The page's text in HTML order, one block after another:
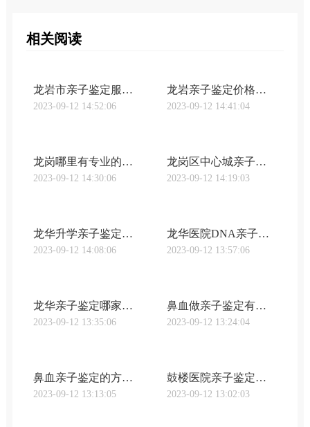
相关阅读
龙岩市亲子鉴定服务有哪些（福建省亲子鉴定流程详解）
2023-09-12 14:52:06
龙岩亲子鉴定价格有多少（亲子鉴定流程及费用详解）
2023-09-12 14:41:04
龙岗哪里有专业的亲子鉴定机构（亲子鉴定详细流程介绍）
2023-09-12 14:30:06
龙岗区中心城亲子鉴定医院有哪些？亲子鉴定的流程是怎样的？
2023-09-12 14:19:03
龙华升学亲子鉴定收费标准汇总（2020最新费用标准一览）
2023-09-12 14:08:06
龙华医院DNA亲子鉴定有哪些优势（亲子鉴定流程及收费标准）
2023-09-12 13:57:06
龙华亲子鉴定哪家医院最好（龙华亲子鉴定服务推荐）
2023-09-12 13:35:06
鼻血做亲子鉴定有什么用？鼻血亲子鉴定的精准度如何？
2023-09-12 13:24:04
鼻血亲子鉴定的方法及注意事项（鼻血检测是否可以用于亲子鉴定）
2023-09-12 13:13:05
鼓楼医院亲子鉴定流程有哪些（亲子鉴定收费标准详解）
2023-09-12 13:02:03